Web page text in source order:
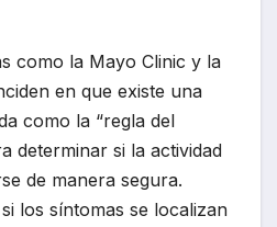
como la Mayo Clinic y la
en que existe una
como la “regla del
determinar si la actividad
de manera segura.
los síntomas se localizan